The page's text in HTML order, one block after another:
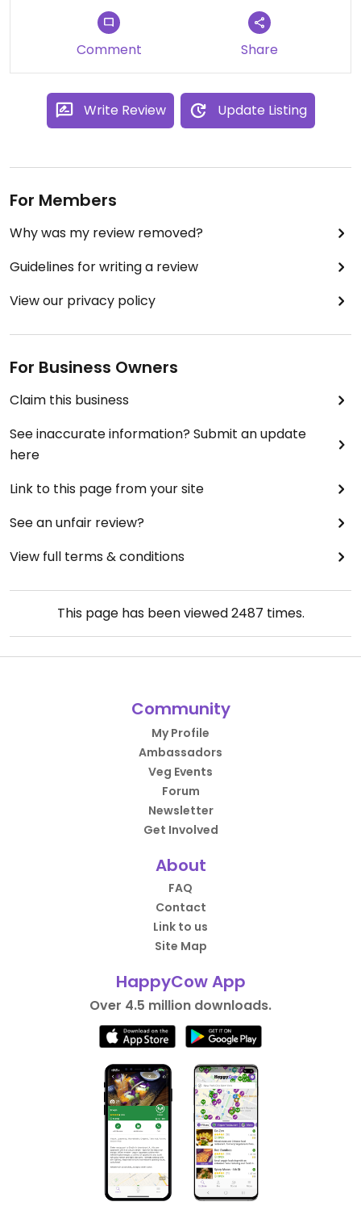
Comment Share
Write Review Update Listing
For Members
Why was my review removed?
Guidelines for writing a review
View our privacy policy
For Business Owners
Claim this business
See inaccurate information? Submit an update
here
Link to this page from your site
See an unfair review?
View full terms & conditions
This page has been viewed2487 times.
Community
My Profile
Ambassadors
Veg Events
Forum
Newsletter
Get Involved
About
FAQ
Contact
Link to us
Site Map
HappyCow App
Over 4.5 million downloads.